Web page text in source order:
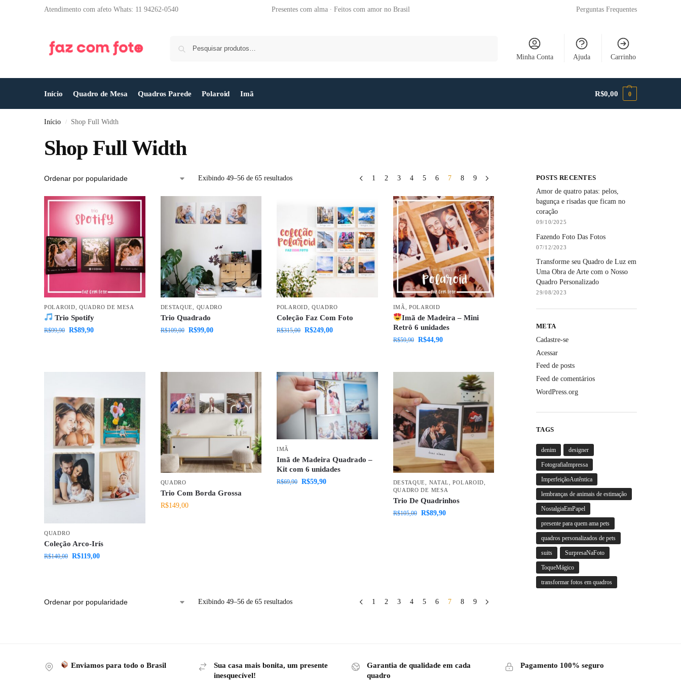
Atendimento com afeto Whats: 11 94262-0540 Presentes com alma ∙ Feitos com amor no Brasil Perguntas Frequentes
Minha Conta Ajuda Carrinho
Início Quadro de Mesa Quadros Parede Polaroid Imã R$0,00 0
Início / Shop Full Width
Shop Full Width
Exibindo 49–56 de 65 resultados 1 2 3 4 5 6 7 8 9
POLAROID ,QUADRO DE MESA
Trio Spotify
R$99,90 R$89,90
DESTAQUE QUADRO
Trio Quadrado
R$109,00 R$99,00
POLAROID ,QUADRO
Coleção Faz Com Foto
R$315,00 R$249,00
IMÃ ,POLAROID
Imã de Madeira – Mini
Retrô 6 unidades
R$59,90 R$44,90
QUADRO
Coleção Arco-Irís
R$140,00 R$119,00
QUADRO
Trio Com Borda Grossa
R$149,00
IMÃ
Imã de Madeira Quadrado –
Kit com 6 unidades
R$69,90 R$59,90 DESTAQUE NATAL ,POLAROID
QUADRO DE MESA
Trio De Quadrinhos
R$105,00 R$89,90
Exibindo 49–56 de 65 resultados 1 2 3 4 5 6 7 8 9
POSTS RECENTES
Amor de quatro patas: pelos,
bagunça e risadas que ficam no
coração
09/10/2025
Fazendo Foto Das Fotos
07/12/2023
Transforme seu Quadro de Luz em
Uma Obra de Arte com o Nosso
Quadro Personalizado
29/08/2023
META
Cadastre-se
Acessar
Feed de posts
Feed de comentários
WordPress.org
TAGS
denim designer
FotografiaImpressa
ImperfeiçãoAutêntica
lembranças de animais de estimação
NostalgiaEmPapel
presente para quem ama pets
quadros personalizados de pets
suits SurpresaNaFoto
ToqueMágico
transformar fotos em quadros
Enviamos para todo o Brasil
Sua casa mais bonita, um presente
inesquecível!
Garantia de qualidade em cada
quadro
Pagamento 100% seguro